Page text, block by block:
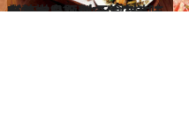
2015.3.22
奄美大島ならではの美味が勢揃い！ 地元食材にこだわった評判の名店
旅＆お出かけ